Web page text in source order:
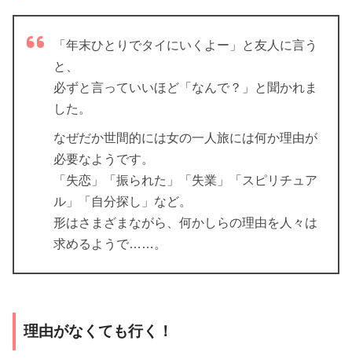
「年末ひとりでタイにいくよー」と友人に言う
と、
必ずと言っていいほど「なんで？」と聞かれま
した。
なぜだか世間的には女の一人旅には何か理由が
必要なようです。
「失恋」「振られた」「失業」「スピリチュア
ル」「自分探し」など。
形はさまざまながら、何かしらの理由を人々は
求めるようで……。
理由がなくても行く！